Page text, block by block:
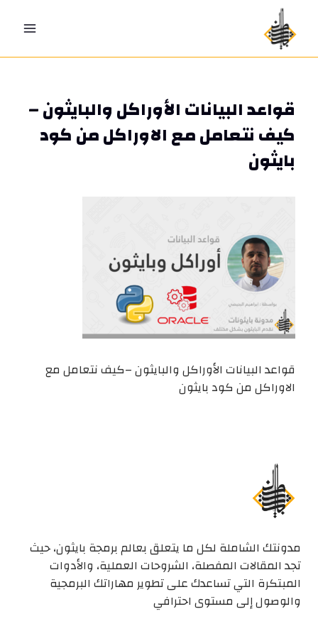
content
قواعد البيانات الأوراكل والبايثون –
كيف نتعامل مع الاوراكل من كود
بايثون
قواعد البيانات الأوراكل والبايثون –كيف نتعامل مع
الاوراكل من كود بايثون
مدونتك الشاملة لكل ما يتعلق بعالم برمجة بايثون، حيث
تجد المقالات المفصلة، الشروحات العملية، والأدوات
المبتكرة التي تساعدك على تطوير مهاراتك البرمجية
والوصول إلى مستوى احترافي